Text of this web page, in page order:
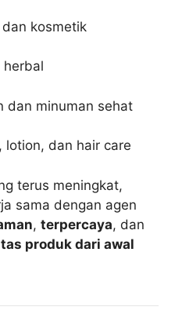
kosmetik
herbal
dan minuman sehat
lotion, dan hair care
terus meningkat,
sama dengan agen
, terpercaya, dan
produk dari awal